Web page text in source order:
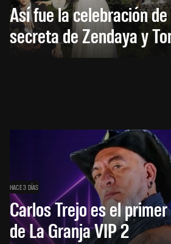
Así fue la celebración
secreta de Zendaya y
HACE 3 DÍAS
Carlos Trejo es el
de La Granja VIP 2